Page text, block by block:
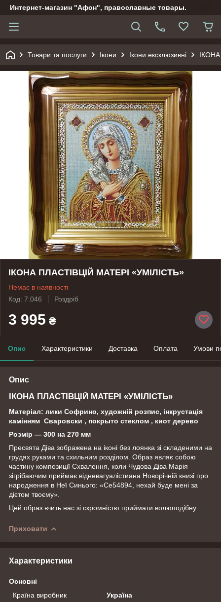
Интернет-магазин "Афон", православные товары.
Товари та послуги Ікони Ікони ексклюзивні
ІКОНА ПЛАСТІВЦІЙ МАТЕРІ «УМІЛІСТЬ»
Немає в наявності
Код: 7.046
Роздріб
3 995 ₴
Опис Характеристики Доставка Оплата Умови
Опис
ІКОНА ПЛАСТІВЦІЙ МАТЕРІ «УМІЛІСТЬ»
Матеріал: лики Софрино, художній розпис, інкрустація
камінням Сваровски , покрыто стеклом , киот дерево
Розмір — 300 на 270 мм
Пресвята Діва зображена на іконі без лоянка зі складеними на
грудях руками та схильним розділом. Образ являє собою
частину композиції Схвалення, коли Чудова Діва Марія
зігрібаючим приймає відневагуалістиана Новорічній книзі про
народження в Неї Синього: «Се54894, нехай буде мені за
дієтом твоєму».
Цей образ вчить нас зі скромністю приймати волюподібну.
Приховати
Характеристики
Основні
Країна виробник
Україна